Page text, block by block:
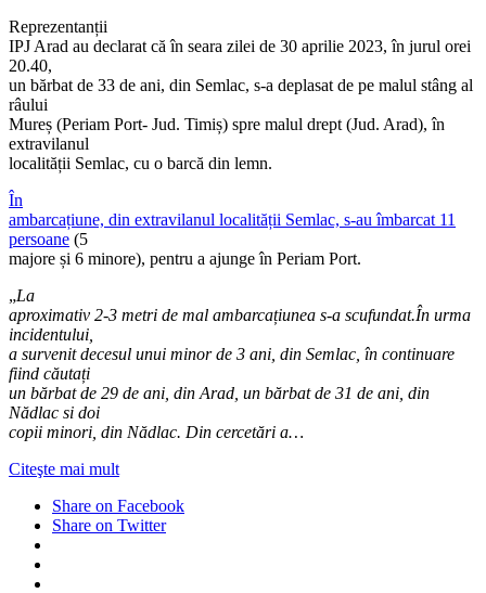
Reprezentanții
IPJ Arad au declarat că în seara zilei de 30 aprilie 2023, în jurul orei
20.40,
un bărbat de 33 de ani, din Semlac, s-a deplasat de pe malul stâng al
râului
Mureș (Periam Port- Jud. Timiș) spre malul drept (Jud. Arad), în
extravilanul
localității Semlac, cu o barcă din lemn.
În
ambarcațiune, din extravilanul localității Semlac, s-au îmbarcat 11
persoane (5
majore și 6 minore), pentru a ajunge în Periam Port.
„La
aproximativ 2-3 metri de mal ambarcațiunea s-a scufundat.În urma
incidentului,
a survenit decesul unui minor de 3 ani, din Semlac, în continuare
fiind căutați
un bărbat de 29 de ani, din Arad, un bărbat de 31 de ani, din
Nădlac si doi
copii minori, din Nădlac. Din cercetări a…
Citeşte mai mult
Share on Facebook
Share on Twitter